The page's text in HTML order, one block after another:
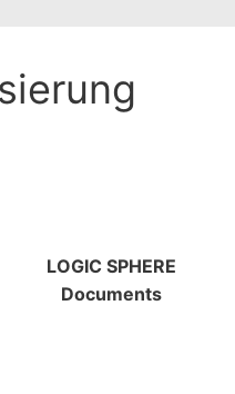
LOGIC SPHERE
Documents